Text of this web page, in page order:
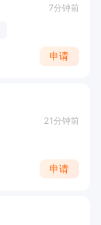
7分钟前
申请
21分钟前
申请